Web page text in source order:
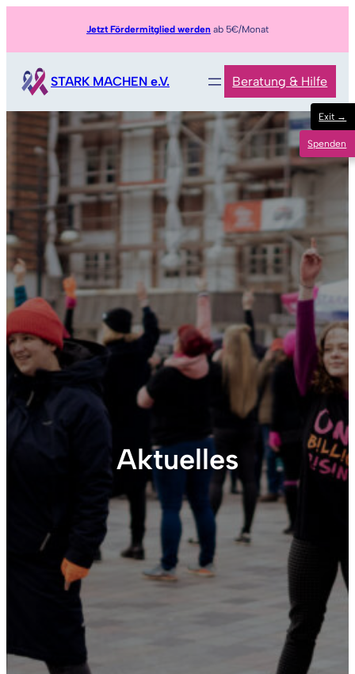
Jetzt Fördermitglied werden ab 5€/Monat
STARK MACHEN e.V. Beratung & Hilfe
Aktuelles
Exit →
Spenden